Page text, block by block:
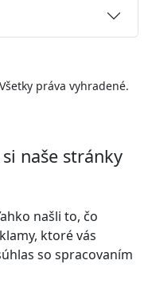
práva vyhradené.
naše stránky
našli to, čo
ktoré vás
so spracovaním